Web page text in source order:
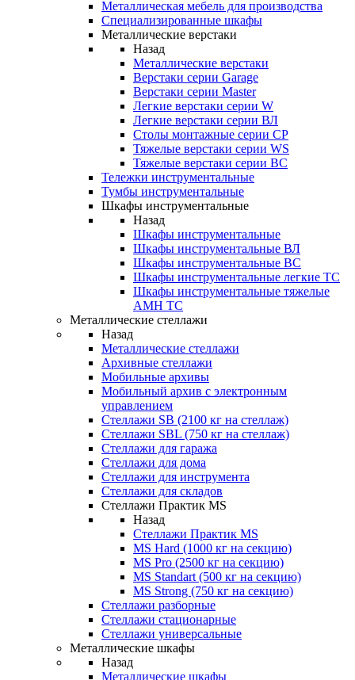
Металлическая мебель для производства
Cпециализированные шкафы
Металлические верстаки
Назад
Металлические верстаки
Верстаки серии Garage
Верстаки серии Master
Легкие верстаки серии W
Легкие верстаки серии ВЛ
Столы монтажные серии СР
Тяжелые верстаки серии WS
Тяжелые верстаки серии ВС
Тележки инструментальные
Тумбы инструментальные
Шкафы инструментальные
Назад
Шкафы инструментальные
Шкафы инструментальные ВЛ
Шкафы инструментальные ВС
Шкафы инструментальные легкие ТС
Шкафы инструментальные тяжелые
AMH TC
Металлические стеллажи
Назад
Металлические стеллажи
Архивные стеллажи
Мобильные архивы
Мобильный архив с электронным
управлением
Стеллажи SB (2100 кг на стеллаж)
Стеллажи SBL (750 кг на стеллаж)
Стеллажи для гаража
Стеллажи для дома
Стеллажи для инструмента
Стеллажи для складов
Стеллажи Практик MS
Назад
Стеллажи Практик MS
MS Hard (1000 кг на секцию)
MS Pro (2500 кг на секцию)
MS Standart (500 кг на секцию)
MS Strong (750 кг на секцию)
Стеллажи разборные
Стеллажи стационарные
Стеллажи универсальные
Металлические шкафы
Назад
Металлические шкафы